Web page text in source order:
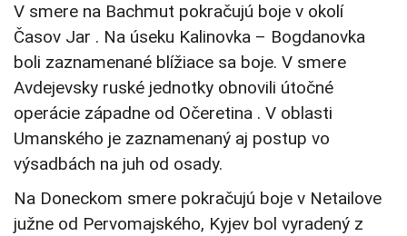
V smere na Bachmut pokračujú boje v okolí
Časov Jar . Na úseku Kalinovka – Bogdanovka
boli zaznamenané blížiace sa boje. V smere
Avdejevsky ruské jednotky obnovili útočné
operácie západne od Očeretina . V oblasti
Umanského je zaznamenaný aj postup vo
výsadbách na juh od osady.
Na Doneckom smere pokračujú boje v Netailove
južne od Pervomajského, Kyjev bol vyradený z